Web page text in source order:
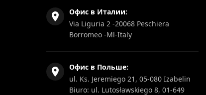
Офис в Италии:
Via Liguria 2 -20068 Peschiera
Borromeo -Ml-Italy
Офис в Польше:
ul. Ks. Jeremiego 21, 05-080 Izabelin
Biuro: ul. Lutosławskiego 8, 01-649